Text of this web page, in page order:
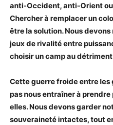
anti-Occident, anti-Orient
Chercher à remplacer un
être la solution. Nous
jeux de rivalité entre
choisir un camp au détriment
Cette guerre froide entre les
pas nous entraîner à prendre
elles. Nous devons garder
souveraineté intactes, tout